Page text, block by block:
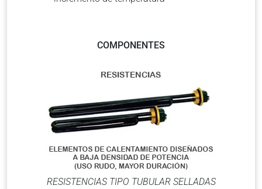
COMPONENTES
RESISTENCIAS TIPO TUBULAR SELLADAS